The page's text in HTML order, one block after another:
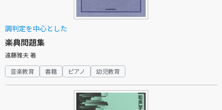
調判定を中心とした
楽典問題集
遠藤雅夫 著
音楽教育
書籍 ピアノ 幼児教育